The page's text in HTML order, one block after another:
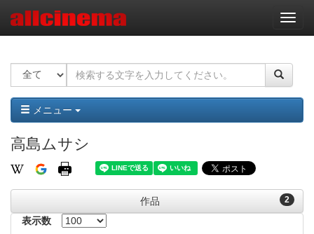
ナ
ビ
ー
ョ
ン
メニュー
高島ムサシ
2
作品
表示数